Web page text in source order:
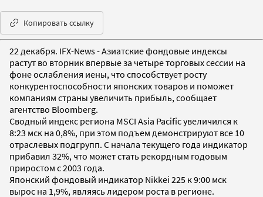
Копировать ссылку
22 декабря. IFX-News - Азиатские фондовые индексы
растут во вторник впервые за четыре торговых сессии на
фоне ослабления иены, что способствует росту
конкурентоспособности японских товаров и поможет
компаниям страны увеличить прибыль, сообщает
агентство Bloomberg.
Сводный индекс региона MSCI Asia Pacific увеличился к
8:23 мск на 0,8%, при этом подъем демонстрируют все 10
отраслевых подгрупп. С начала текущего года индикатор
прибавил 32%, что может стать рекордным годовым
приростом с 2003 года.
Японский фондовый индикатор Nikkei 225 к 9:00 мск
вырос на 1,9%, являясь лидером роста в регионе.